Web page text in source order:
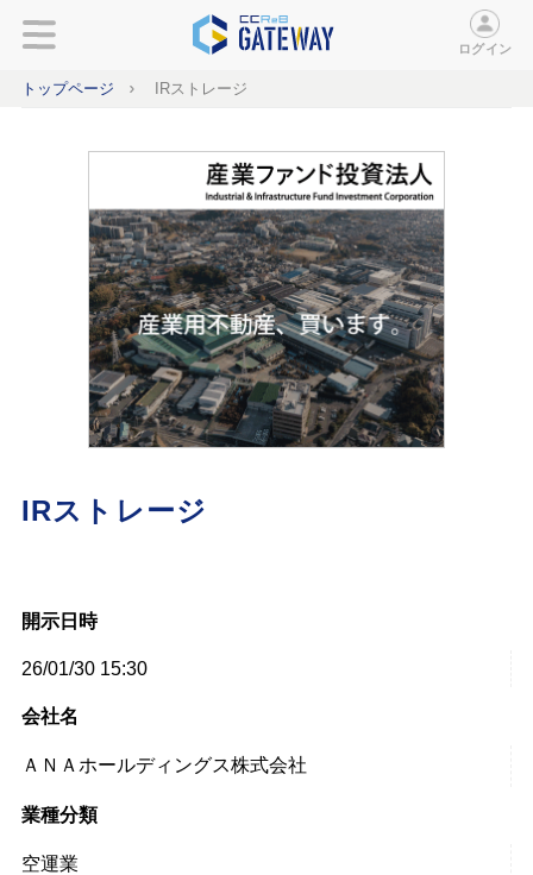
ログイン
トップページ IRストレージ
IRストレージ
開示日時
26/01/30 15:30
会社名
ＡＮＡホールディングス株式会社
業種分類
空運業